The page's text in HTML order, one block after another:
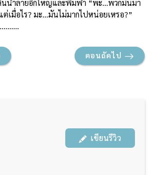
นน้ำลายอึกใหญ่และพึมพำ “พะ...พวกมันมา
เมื่อไร? มะ...มันไม่มากไปหน่อยเหรอ?”
ตอนถัดไป
เขียนรีวิว